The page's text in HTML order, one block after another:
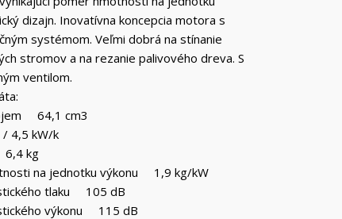
dizajn. Inovatívna koncepcia motora s
systémom. Veľmi dobrá na stínanie
stromov a na rezanie palivového dreva. S
ventilom.
64,1 cm3
4,5 kW/k
kg
na jednotku výkonu 1,9 kg/kW
tlaku 105 dB
výkonu 115 dB